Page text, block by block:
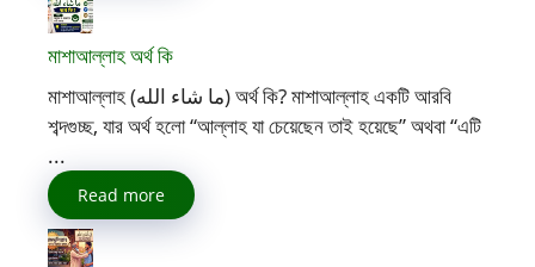
মাশাআল্লাহ অর্থ কি
মাশাআল্লাহ (ما شاء الله) অর্থ কি? মাশাআল্লাহ একটি আরবি
শব্দগুচ্ছ, যার অর্থ হলো “আল্লাহ যা চেয়েছেন তাই হয়েছে” অথবা “এটি
...
Read more